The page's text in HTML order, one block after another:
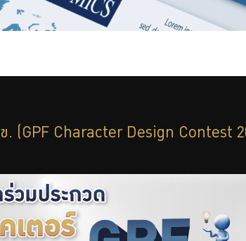
. (GPF Character Design Contest